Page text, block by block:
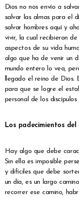
Dios no nos envío a
salvar las almas para el
salvar hombres aquí y
vivir, la cual recibieron
aspectos de su vida
algo que ha de venir un
mundo entero lo vea,
llegado el reino de
para que se logre el
personal de los discípulos
Los padecimientos
Hay algo que debe
Sin ella es imposible
y difíciles que debe
un día, es un largo
recorrer ese camino,